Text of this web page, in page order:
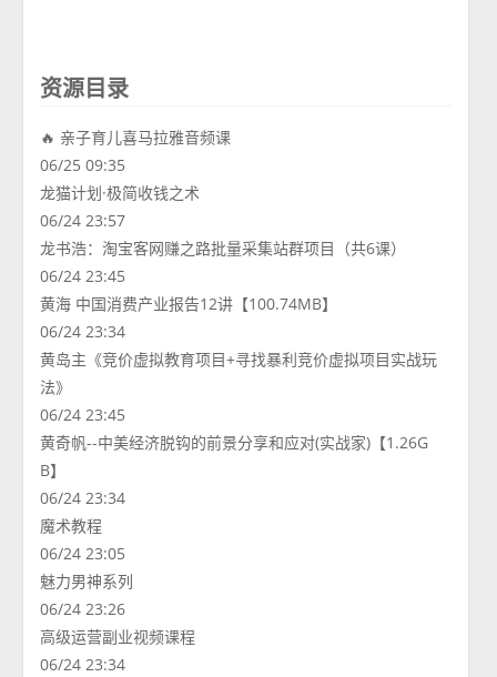
资源目录
🔥 亲子育儿喜马拉雅音频课
06/25 09:35
龙猫计划·极简收钱之术
06/24 23:57
龙书浩：淘宝客网赚之路批量采集站群项目（共6课）
06/24 23:45
黄海 中国消费产业报告12讲【100.74MB】
06/24 23:34
黄岛主《竞价虚拟教育项目+寻找暴利竞价虚拟项目实战玩
法》
06/24 23:45
黄奇帆--中美经济脱钩的前景分享和应对(实战家)【1.26G
B】
06/24 23:34
魔术教程
06/24 23:05
魅力男神系列
06/24 23:26
高级运营副业视频课程
06/24 23:34